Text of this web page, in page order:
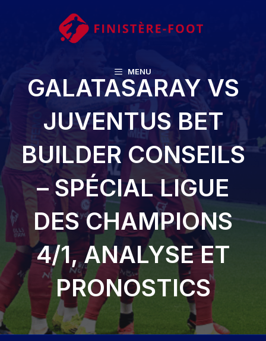
MENU
GALATASARAY VS
JUVENTUS BET
BUILDER CONSEILS
– SPÉCIAL LIGUE
DES CHAMPIONS
4/1, ANALYSE ET
PRONOSTICS